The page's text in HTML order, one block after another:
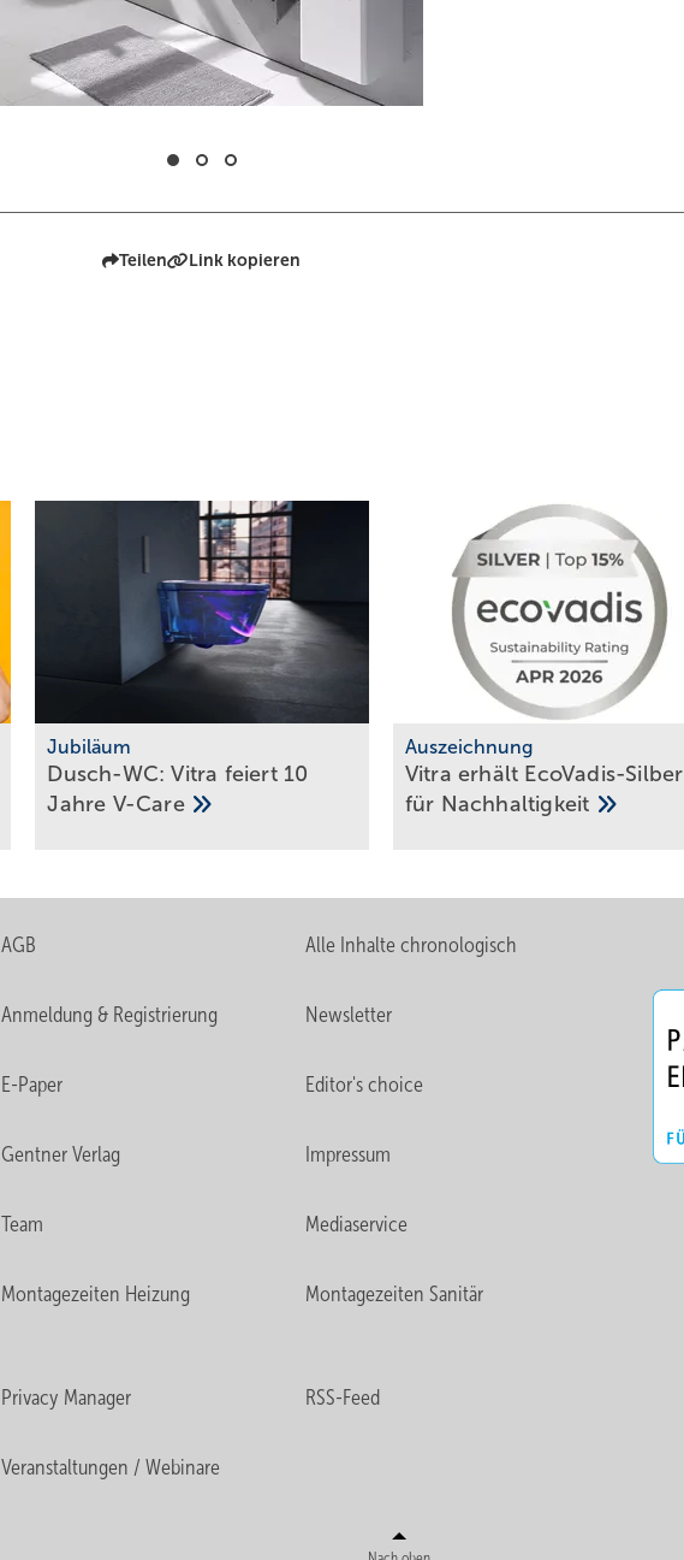
Teilen Link kopieren
Jubiläum
Dusch-WC: Vitra feiert 10
Jahre V-Care
Auszeichnung
Vitra erhält EcoVadis-Silber
für Nach­hal­tig­keit
AGB Alle Inhalte chronologisch
Anmeldung & Registrierung Newsletter
E-Paper Editor's choice
Gentner Verlag Impressum
Team Mediaservice
Montagezeiten Heizung Montagezeiten Sanitär
Privacy Manager RSS-Feed
Veranstaltungen / Webinare